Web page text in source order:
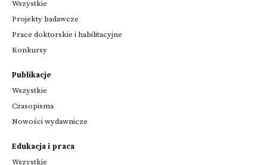
Wszystkie
Projekty badawcze
Prace doktorskie i habilitacyjne
Konkursy
Publikacje
Wszystkie
Czasopisma
Nowości wydawnicze
Edukacja i praca
Wszystkie